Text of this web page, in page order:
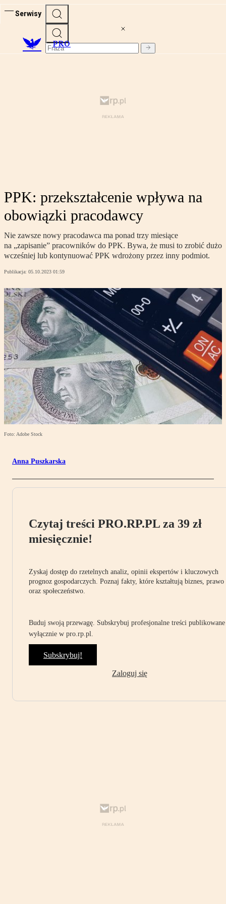
Serwisy
PRO
PPK: przekształcenie wpływa na
obowiązki pracodawcy
Nie zawsze nowy pracodawca ma ponad trzy miesiące
na „zapisanie” pracowników do PPK. Bywa, że musi to zrobić dużo
wcześniej lub kontynuować PPK wdrożony przez inny podmiot.
Publikacja: 05.10.2023 01:59
Foto: Adobe Stock
Anna Puszkarska
Czytaj treści PRO.RP.PL za 39 zł
miesięcznie!
Zyskaj dostęp do rzetelnych analiz, opinii ekspertów i kluczowych
prognoz gospodarczych. Poznaj fakty, które kształtują biznes, prawo
oraz społeczeństwo.
Buduj swoją przewagę. Subskrybuj profesjonalne treści publikowane
wyłącznie w pro.rp.pl.
Subskrybuj!
Zaloguj się